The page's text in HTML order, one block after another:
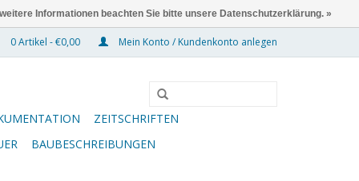
0 Artikel - €0,00 Mein Konto / Kundenkonto anlegen
ZEITSCHRIFTEN
BAUBESCHREIBUNGEN
Informationen beachten Sie bitte unsere Datenschutzerklärung. »